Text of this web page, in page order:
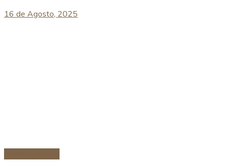
16 de Agosto, 2025